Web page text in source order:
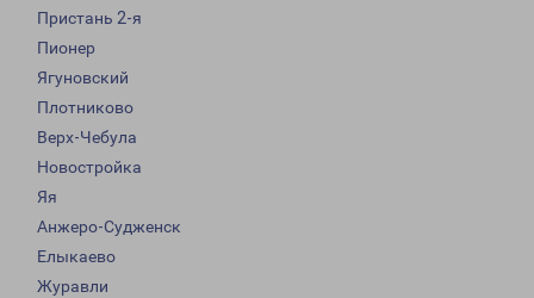
Пристань 2-я
Пионер
Ягуновский
Плотниково
Верх-Чебула
Новостройка
Яя
Анжеро-Судженск
Елыкаево
Журавли